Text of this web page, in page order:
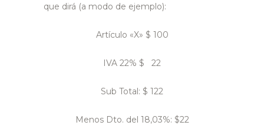
que dirá (a modo de ejemplo):
Artículo «X» $ 100
IVA 22% $ 22
Sub Total: $ 122
Menos Dto. del 18,03%: $22